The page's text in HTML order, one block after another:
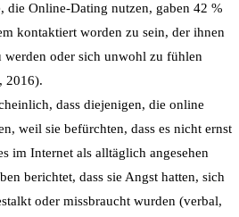
die Online-Dating nutzen, gaben 42 %
kontaktiert worden zu sein, der ihnen
werden oder sich unwohl zu fühlen
2016).
dass diejenigen, die online
weil sie befürchten, dass es nicht ernst
im Internet als alltäglich angesehen
berichtet, dass sie Angst hatten, sich
oder missbraucht wurden (verbal,